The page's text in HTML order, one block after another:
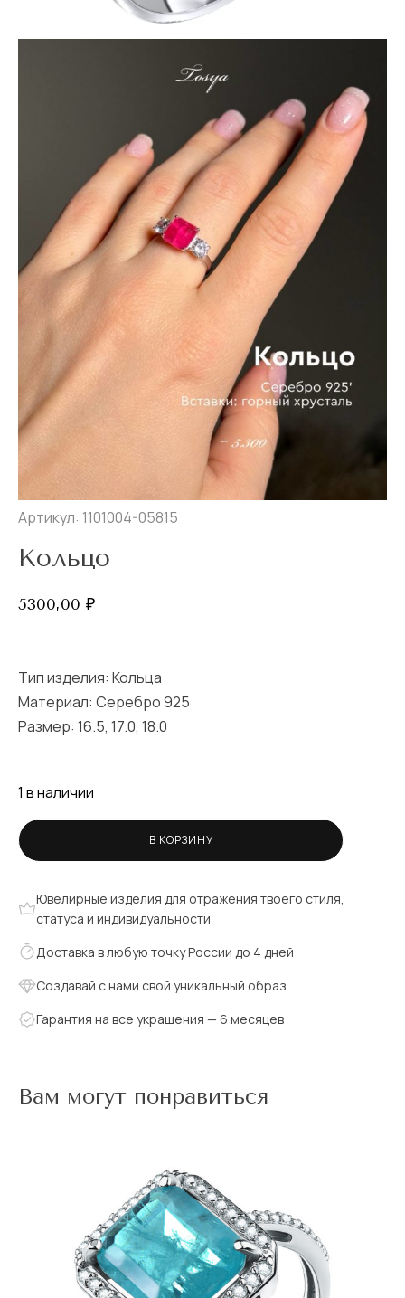
Артикул: 1101004-05815
Кольцо
5300,00 ₽
Тип изделия: Кольца
Материал: Серебро 925
Размер: 16.5, 17.0, 18.0
1 в наличии
В КОРЗИНУ
Ювелирные изделия для отражения твоего стиля,
статуса и индивидуальности
Доставка в любую точку России до 4 дней
Создавай с нами свой уникальный образ
Гарантия на все украшения — 6 месяцев
Вам могут понравиться